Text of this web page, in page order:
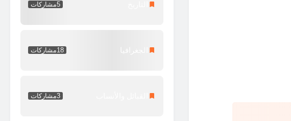
5مشاركات
18مشاركات
3مشاركات